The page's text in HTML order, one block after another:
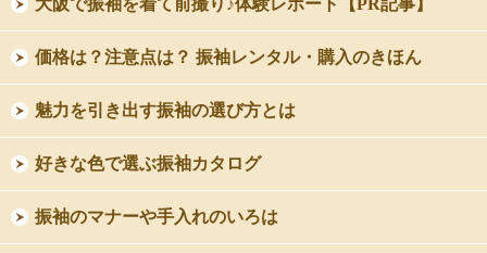
大阪で振袖を着て前撮り♪体験レポート【PR記事】
価格は？注意点は？ 振袖レンタル・購入のきほん
魅力を引き出す振袖の選び方とは
好きな色で選ぶ振袖カタログ
振袖のマナーや手入れのいろは